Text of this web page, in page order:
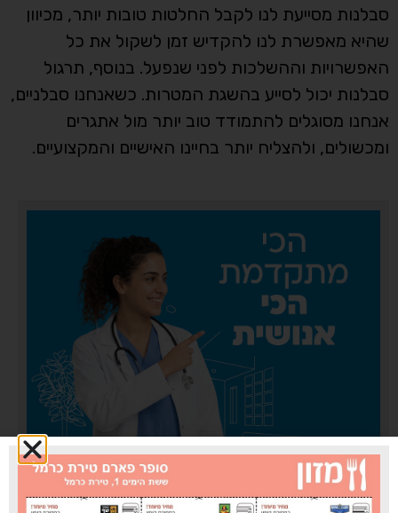
סבלנות מסייעת לנו לקבל החלטות טובות יותר, מכיוון
שהיא מאפשרת לנו להקדיש זמן לשקול את כל
האפשרויות וההשלכות לפני שנפעל. בנוסף, תרגול
סבלנות יכול לסייע בהשגת המטרות. כשאנחנו סבלניים,
אנחנו מסוגלים להתמודד טוב יותר מול אתגרים
ומכשולים, ולהצליח יותר בחיינו האישיים והמקצועיים.